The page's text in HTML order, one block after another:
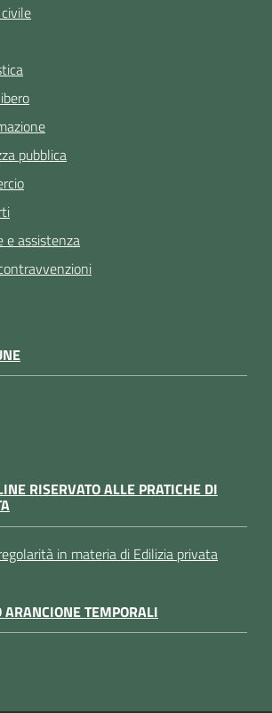
pubblica
e assistenza
RISERVATO ALLE PRATICHE DI
in materia di Edilizia privata
ARANCIONE TEMPORALI